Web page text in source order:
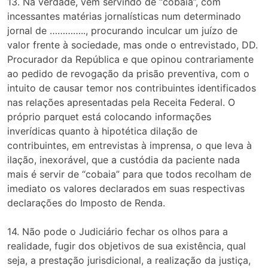
incessantes matérias jornalísticas num determinado
jornal de ………….., procurando inculcar um juízo de
valor frente à sociedade, mas onde o entrevistado, DD.
Procurador da República e que opinou contrariamente
ao pedido de revogação da prisão preventiva, com o
intuito de causar temor nos contribuintes identificados
nas relações apresentadas pela Receita Federal. O
próprio parquet está colocando informações
inverídicas quanto à hipotética dilação de
contribuintes, em entrevistas à imprensa, o que leva à
ilação, inexorável, que a custódia da paciente nada
mais é servir de “cobaia” para que todos recolham de
imediato os valores declarados em suas respectivas
declarações do Imposto de Renda.
14. Não pode o Judiciário fechar os olhos para a
realidade, fugir dos objetivos de sua existência, qual
seja, a prestação jurisdicional, a realização da justiça,